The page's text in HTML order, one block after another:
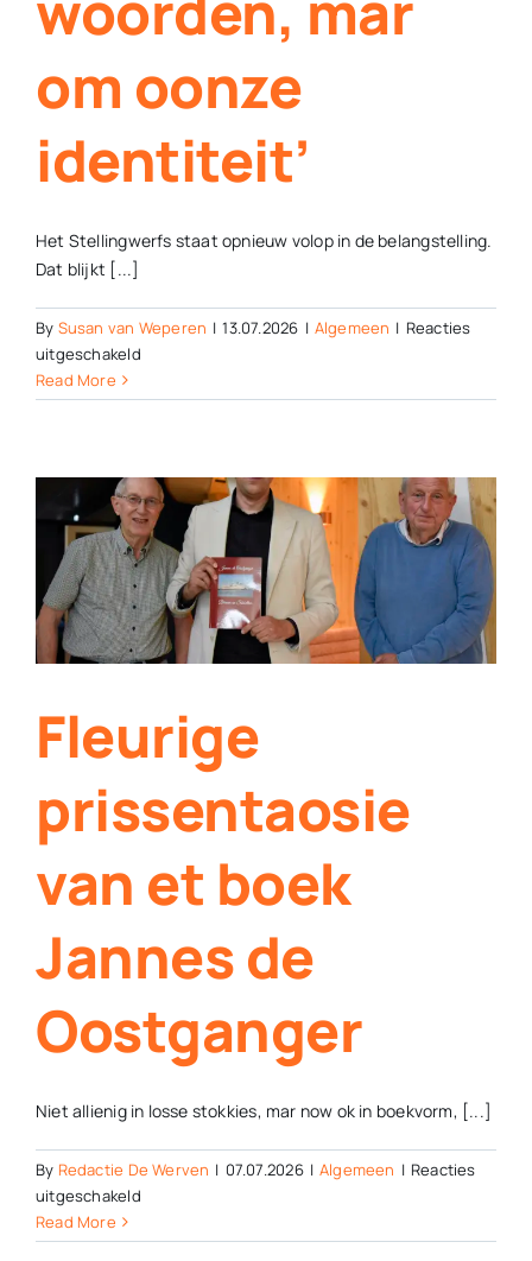
om oonze
identiteit’
Het Stellingwerfs staat opnieuw volop in de belangstelling.
Dat blijkt [...]
By Susan van Weperen | 13.07.2026 | Algemeen | Reacties
uitgeschakeldvoor
over
op:
‘Et
gaot
niet
allienig
om
woorden,
mar
oonze
identiteit’
Read More
Fleurige
prissentaosie
van et boek
Jannes de
Oostganger
Niet allienig in losse stokkies, mar now ok in boekvorm, [...]
By Redactie De Werven | 07.07.2026 | Algemeen | Reacties
uitgeschakeldvoor
prissentaosie
Read More